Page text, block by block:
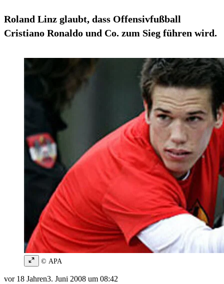
Roland Linz glaubt, dass Offensivfußball
Cristiano Ronaldo und Co. zum Sieg führen wird.
© APA
vor 18 Jahren3. Juni 2008 um 08:42